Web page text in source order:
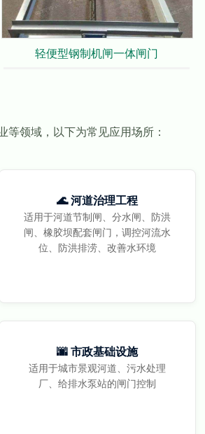
轻便型钢制机闸一体闸门
领域，以下为常见应用场所：
🌊 河道治理工程
适用于河道节制闸、分水闸、防洪
闸、橡胶坝配套闸门，调控河流水
位、防洪排涝、改善水环境
🌆 市政基础设施
适用于城市景观河道、污水处理
厂、给排水泵站的闸门控制